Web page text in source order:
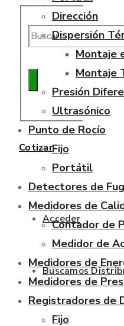
Cotizar
Acceder
Buscamos
Dirección
Dispersión
Montaje
Montaje
Presión
Ultrasónico
Punto de Rocío
Fijo
Portátil
Detectores de
Medidores de
Contador de
Medidor de
Medidores de
Medidores de
Registradores de
Fijo